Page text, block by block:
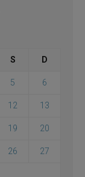
S D
5 6
12 13
19 20
26 27